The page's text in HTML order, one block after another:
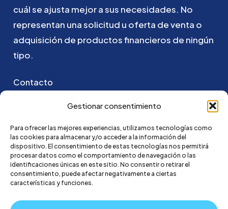
Gestionar consentimiento
Para ofrecer las mejores experiencias, utilizamos tecnologías como
las cookies para almacenar y/o acceder a la información del
dispositivo. El consentimiento de estas tecnologías nos permitirá
procesar datos como el comportamiento de navegación o las
identificaciones únicas en este sitio. No consentir o retirar el
consentimiento, puede afectar negativamente a ciertas
características y funciones.
cuálse ajusta mejorasus necesidades. No
representan unasolicitud u oferta deventa o
adquisición de productosfinancieros de ningún
tipo.
Contacto
Puedes ponerte en contacto con nosotros
hola@credi4me.com